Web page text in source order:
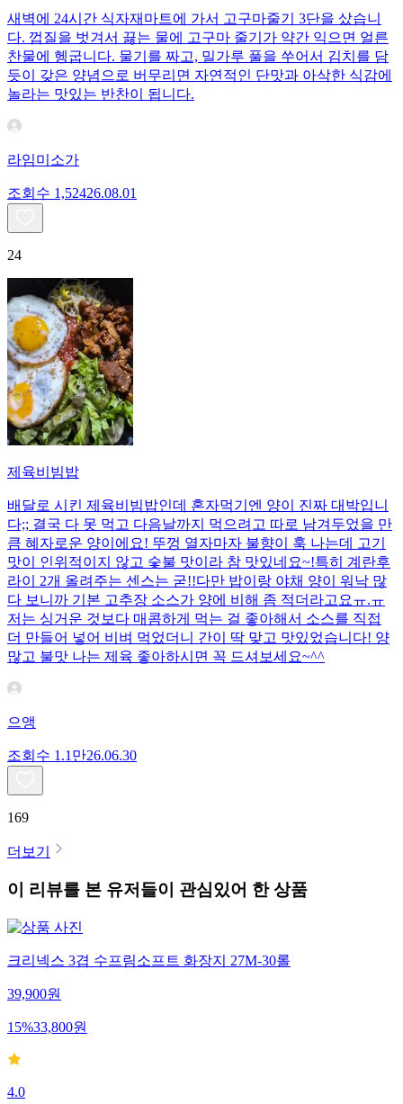
새벽에 24시간 식자재마트에 가서 고구마줄기 3단을 샀습니
다. 껍질을 벗겨서 끓는 물에 고구마 줄기가 약간 익으면 얼른
찬물에 헹굽니다. 물기를 짜고, 밀가루 풀을 쑤어서 김치를 담
듯이 갖은 양념으로 버무리면 자연적인 단맛과 아삭한 식감에
놀라는 맛있는 반찬이 됩니다.
라임미소가
조회수 1,52426.08.01
24
제육비빔밥
배달로 시킨 제육비빔밥인데 혼자먹기엔 양이 진짜 대박입니
다;; 결국 다 못 먹고 다음날까지 먹으려고 따로 남겨두었을 만
큼 혜자로운 양이에요! 뚜껑 열자마자 불향이 훅 나는데 고기
맛이 인위적이지 않고 숯불 맛이라 참 맛있네요~!특히 계란후
라이 2개 올려주는 센스는 굳!! ​다만 밥이랑 야채 양이 워낙 많
다 보니까 기본 고추장 소스가 양에 비해 좀 적더라고요ㅠ.ㅠ
저는 싱거운 것보다 매콤하게 먹는 걸 좋아해서 소스를 직접
더 만들어 넣어 비벼 먹었더니 간이 딱 맞고 맛있었습니다! 양
많고 불맛 나는 제육 좋아하시면 꼭 드셔보세요~^^
으앵
조회수 1.1만26.06.30
169
더보기
이 리뷰를 본 유저들이 관심있어 한 상품
크리넥스 3겹 수프림소프트 화장지 27M-30롤
39,900원
15%33,800원
4.0